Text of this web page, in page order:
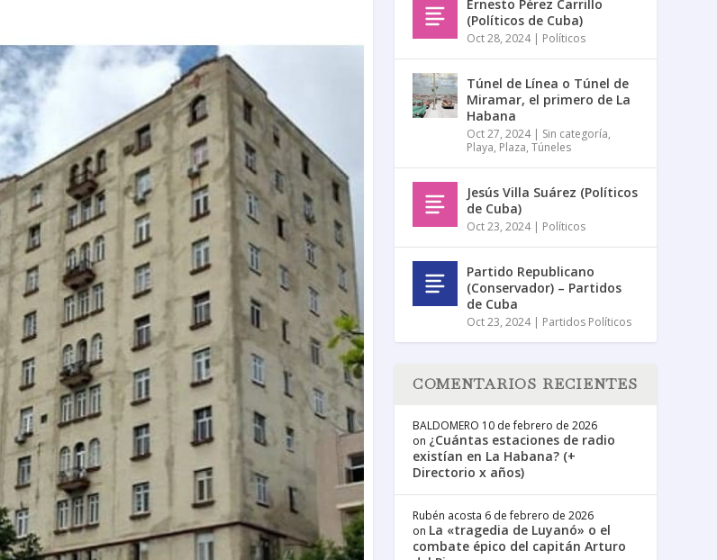
Ernesto Pérez Carrillo
(Políticos de Cuba)
Oct 28, 2024| Políticos
Túnel de Línea o Túnel de
Miramar, el primero de La
Habana
Oct 27, 2024| Sin categoría,
Playa, Plaza,Túneles
Jesús Villa Suárez (Políticos
de Cuba)
Oct 23, 2024| Políticos
Partido Republicano
(Conservador) – Partidos
de Cuba
Oct 23, 2024| Partidos Políticos
COMENTARIOS RECIENTES
BALDOMERO 10 de febrero de 2026
on ¿Cuántas estaciones de radio
existían en La Habana? (+
Directorio x años)
Rubén acosta 6 de febrero de 2026
on La «tragedia de Luyanó» o el
combate épico del capitán Arturo